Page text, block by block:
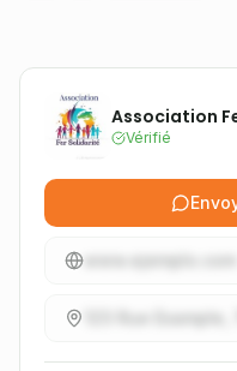
Association
Vérifié
www.ejemplo.com
123 Rue Example,